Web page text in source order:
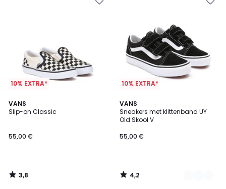
10% EXTRA*
VANS
Slip-on Classic
55,00 €
3,8
/ 5
3,8
/
10% EXTRA*
VANS
Sneakers met klittenband UY
Old Skool V
55,00 €
4,2
/ 5
2
Kleuren
4,2
/